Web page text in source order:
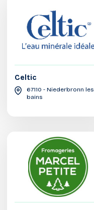
Celtic
67110 - Niederbronn les
bains